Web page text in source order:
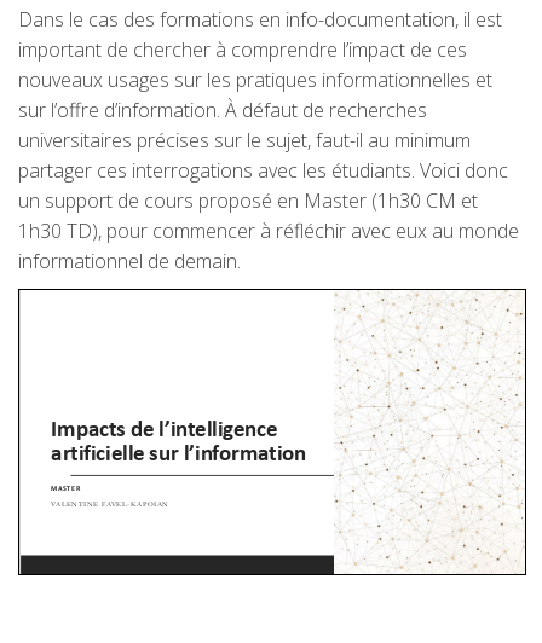
Dans le cas des formations en info-documentation, il est
important de chercher à comprendre l’impact de ces
nouveaux usages sur les pratiques informationnelles et
sur l’offre d’information. À défaut de recherches
universitaires précises sur le sujet, faut-il au minimum
partager ces interrogations avec les étudiants. Voici donc
un support de cours proposé en Master (1h30 CM et
1h30 TD), pour commencer à réfléchir avec eux au monde
informationnel de demain.